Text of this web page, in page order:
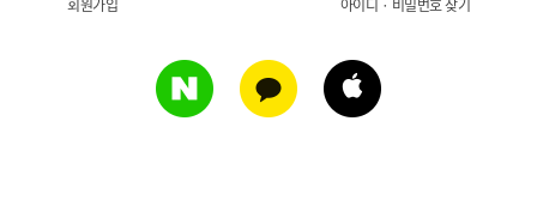
회원가입 아이디 · 비밀번호 찾기